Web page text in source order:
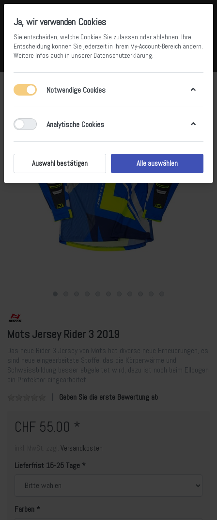
Menü Anmelden Vergleichen Wunschliste
Mots Jersey Rider 3 2019
Das neue Rider 3 Jersey von Mots hat diverse neue Erneuerungen, es
sind neue eingearbeitete Stoffe, das die Körperwärme und
Schweissbildung besser abgeleitet wird, dazu ist noch beim Ellbogen
ein Protektor eingearbeitet.
Geben Sie die erste Bewertung ab
CHF 55.00 *
Versandkosten
Lieferfrist 15-25 Tage
Farben
Ja, wir verwenden Cookies
Sie entscheiden, welche Cookies Sie zulassen oder ablehnen. Ihre
Entscheidung können Sie jederzeit in Ihrem My-Account-Bereich ändern.
Weitere Infos auch in unserer Datenschutzerklärung.
Notwendige Cookies
Analytische Cookies
Auswahl bestätigen Alle auswählen